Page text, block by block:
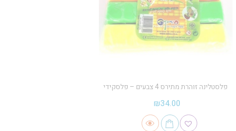
פלסטלינה זוהרת מתירס 4 צבעים – פלסקידי
₪34.00